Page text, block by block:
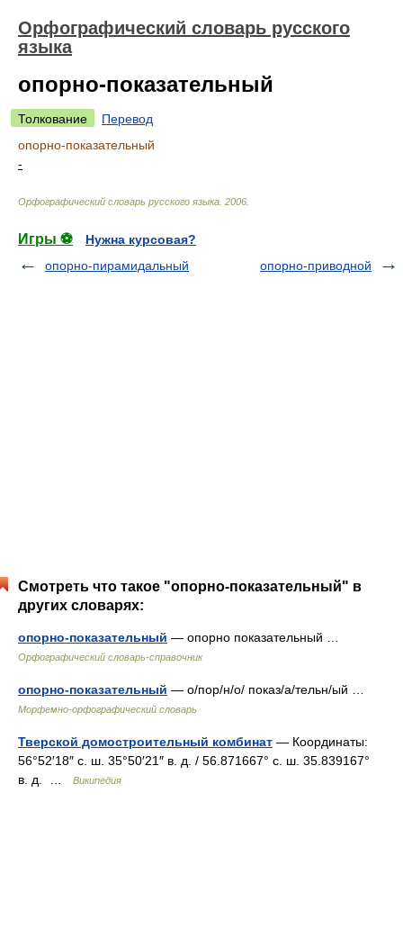
Орфографический словарь русского
языка
опорно-показательный
Толкование
Перевод
опорно-показательный
-
Орфографический словарь русского языка 2006
Игры ⚽
Нужна курсовая?
опорно-пирамидальный
опорно-приводной
Смотреть что такое "опорно-показательный" в
других словарях:
опорно-показательный — опорно показательный …
Орфографический словарь-справочник
опорно-показательный — о/пор/н/о/ показ/а/тельн/ый …
Морфемно-орфографический словарь
Тверской домостроительный комбинат — Координаты:
56°52′18″ с. ш. 35°50′21″ в. д. / 56.871667° с. ш. 35.839167°
в. д. …
Википедия